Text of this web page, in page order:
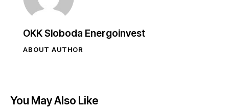
OKK Sloboda Energoinvest
ABOUT AUTHOR
You May Also Like